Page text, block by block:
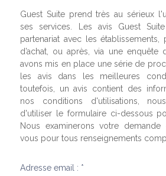
Guest Suite prend très au sérieux
ses services. Les avis Guest
partenariat avec les établissements,
d’achat, ou après, via une enquête
avons mis en place une série de
les avis dans les meilleures
toutefois, un avis contient des
nos conditions d'utilisations,
d'utiliser le formulaire ci-dessous
Nous examinerons votre
vous pour tous renseignements
Adresse email : *